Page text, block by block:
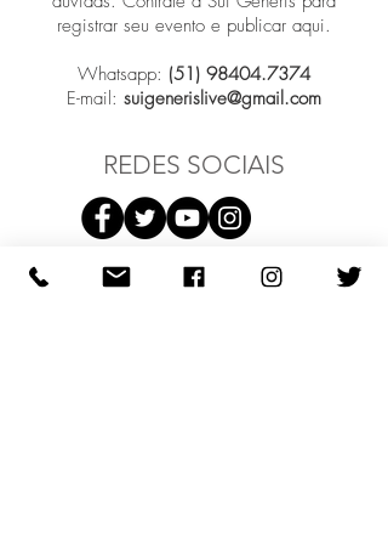
registrar seu evento e publicar aqui.
Whatsapp: (51) 98404.7374
E-mail: suigenerislive@gmail.com
REDES SOCIAIS